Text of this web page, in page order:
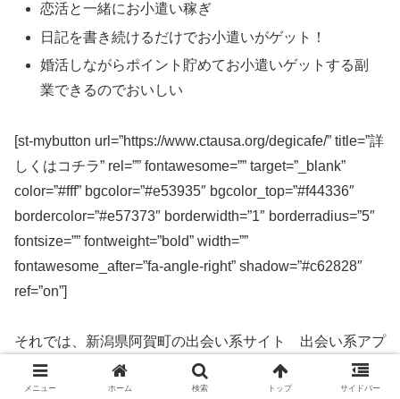
恋活と一緒にお小遣い稼ぎ
日記を書き続けるだけでお小遣いがゲット！
婚活しながらポイント貯めてお小遣いゲットする副
業できるのでおいしい
[st-mybutton url=”https://www.ctausa.org/degicafe/” title=”詳
しくはコチラ” rel=”” fontawesome=”” target=”_blank”
color=”#fff” bgcolor=”#e53935″ bgcolor_top=”#f44336″
bordercolor=”#e57373″ borderwidth=”1″ borderradius=”5″
fontsize=”” fontweight=”bold” width=””
fontawesome_after=”fa-angle-right” shadow=”#c62828″
ref=”on”]
それでは、新潟県阿賀町の出会い系サイト 出会い系アプ
リを実際に使ってみた感想などを解説します。
メニュー ホーム 検索 トップ サイドバー